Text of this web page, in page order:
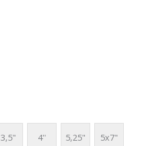
3,5" 4'' 5,25" 5x7"